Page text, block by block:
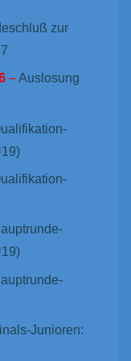
zur
–Auslosung
Junioren: